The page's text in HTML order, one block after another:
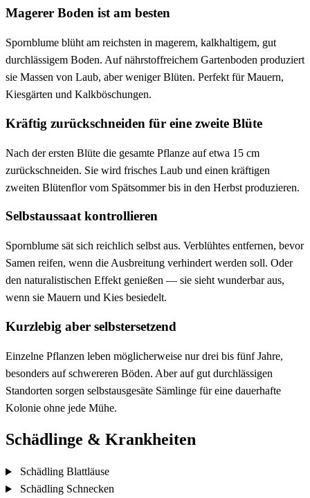
Magerer Boden ist am besten
Spornblume blüht am reichsten in magerem, kalkhaltigem, gut
durchlässigem Boden. Auf nährstoffreichem Gartenboden produziert
sie Massen von Laub, aber weniger Blüten. Perfekt für Mauern,
Kiesgärten und Kalkböschungen.
Kräftig zurückschneiden für eine zweite Blüte
Nach der ersten Blüte die gesamte Pflanze auf etwa 15 cm
zurückschneiden. Sie wird frisches Laub und einen kräftigen
zweiten Blütenflor vom Spätsommer bis in den Herbst produzieren.
Selbstaussaat kontrollieren
Spornblume sät sich reichlich selbst aus. Verblühtes entfernen, bevor
Samen reifen, wenn die Ausbreitung verhindert werden soll. Oder
den naturalistischen Effekt genießen — sie sieht wunderbar aus,
wenn sie Mauern und Kies besiedelt.
Kurzlebig aber selbstersetzend
Einzelne Pflanzen leben möglicherweise nur drei bis fünf Jahre,
besonders auf schwereren Böden. Aber auf gut durchlässigen
Standorten sorgen selbstausgesäte Sämlinge für eine dauerhafte
Kolonie ohne jede Mühe.
Schädlinge & Krankheiten
Schädling Blattläuse
Schädling Schnecken